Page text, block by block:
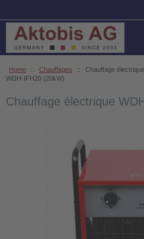
Home :: Chauffages ::
Chauffage électrique
WDH-IFH20 (20kW)
Chauffage électrique